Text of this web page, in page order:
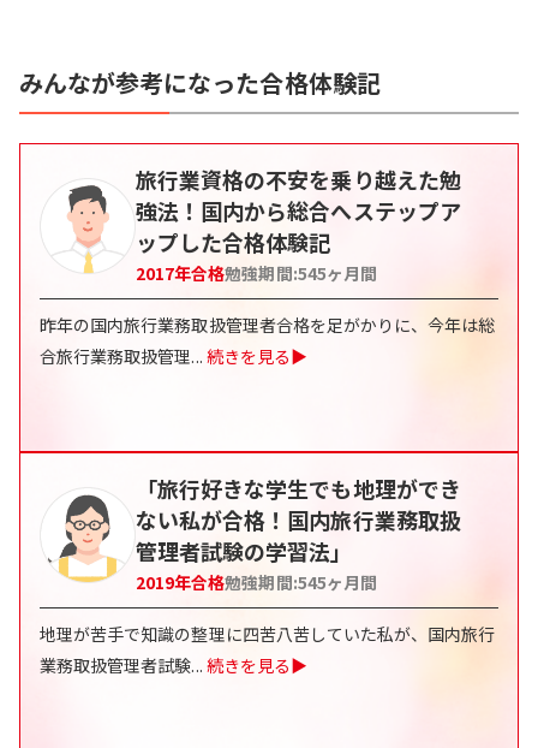
みんなが参考になった合格体験記
旅行業資格の不安を乗り越えた勉
強法！国内から総合へステップア
ップした合格体験記
2017年合格勉強期間:545ヶ月間
昨年の国内旅行業務取扱管理者合格を足がかりに、今年は総
合旅行業務取扱管理... 続きを見る▶
「旅行好きな学生でも地理ができ
ない私が合格！国内旅行業務取扱
管理者試験の学習法」
2019年合格勉強期間:545ヶ月間
地理が苦手で知識の整理に四苦八苦していた私が、国内旅行
業務取扱管理者試験... 続きを見る▶